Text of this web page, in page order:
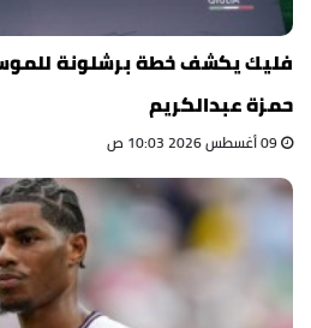
فليك يكشف خطة برشلونة
حمزة عبدالكريم